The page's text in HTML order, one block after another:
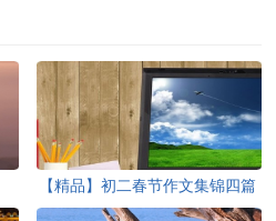
【精品】初二春节作文集锦四篇